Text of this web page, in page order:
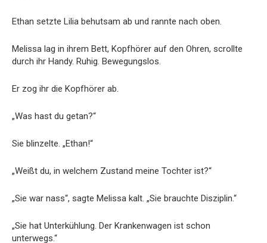
Ethan setzte Lilia behutsam ab und rannte nach oben.
Melissa lag in ihrem Bett, Kopfhörer auf den Ohren, scrollte
durch ihr Handy. Ruhig. Bewegungs­los.
Er zog ihr die Kopfhörer ab.
„Was hast du getan?“
Sie blinzelte. „Ethan!“
„Weißt du, in welchem Zustand meine Tochter ist?“
„Sie war nass“, sagte Melissa kalt. „Sie brauchte Disziplin.“
„Sie hat Unterkühlung. Der Krankenwagen ist schon
unterwegs.“